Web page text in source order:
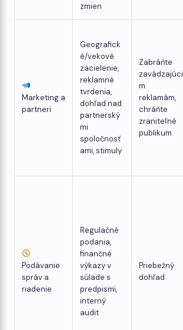
zmien
Marketing a
partneri
Geografick
é/vekové
zacielenie,
reklamné
tvrdenia,
dohľad nad
partnerský
mi
spoločnosť
ami, stimuly
Zabráňte
zavádzajúci
m
reklamám,
chráňte
zraniteľné
publikum
Podávanie
správ a
riadenie
Regulačné
podania,
finančné
výkazy v
súlade s
predpismi,
interný
audit
Priebežný
dohľad